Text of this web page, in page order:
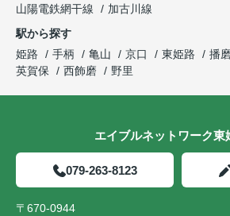
山陽電鉄網干線
加古川線
駅から探す
姫路
手柄 亀山 京口 東姫路 播
英賀保
西飾磨 野里
エイブルネットワーク東
079-263-8123
〒670-0944